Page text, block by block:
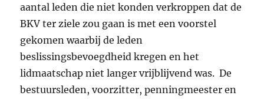
aantal leden die niet konden verkroppen dat de
BKV ter ziele zou gaan is met een voorstel
gekomen waarbij de leden
beslissingsbevoegdheid kregen en het
lidmaatschap niet langer vrijblijvend was. De
bestuursleden, voorzitter, penningmeester en